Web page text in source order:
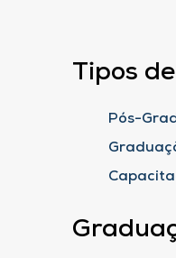
Tipos
Pós-